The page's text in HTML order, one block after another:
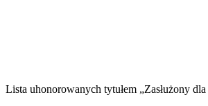
Lista uhonorowanych tytułem „Zasłużony